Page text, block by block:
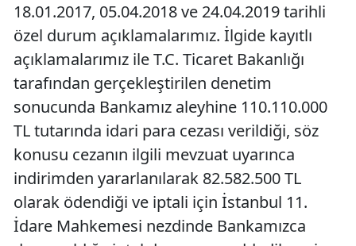
18.01.2017, 05.04.2018 ve 24.04.2019 tarihli
özel durum açıklamalarımız. İlgide kayıtlı
açıklamalarımız ile T.C. Ticaret Bakanlığı
tarafından gerçekleştirilen denetim
sonucunda Bankamız aleyhine 110.110.000
TL tutarında idari para cezası verildiği, söz
konusu cezanın ilgili mevzuat uyarınca
indirimden yararlanılarak 82.582.500 TL
olarak ödendiği ve iptali için İstanbul 11.
İdare Mahkemesi nezdinde Bankamızca